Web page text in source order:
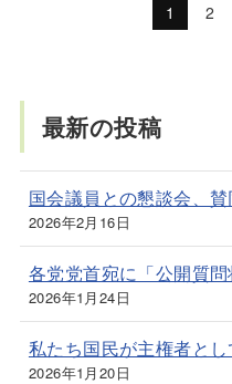
1 2
最新の投稿
国会議員との懇談会、
2026年2月16日
各党党首宛に「公開質問
2026年1月24日
私たち国民が主権者と
2026年1月20日